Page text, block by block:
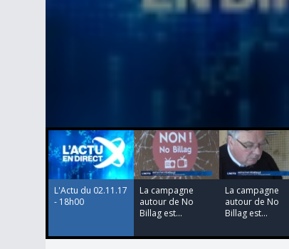
0
seconds
of
secondsVolume
90%
L'Actu du 02.11.17
- 18h00
La campagne
autour de No
Billag est...
La campagne
autour de No
Billag est...